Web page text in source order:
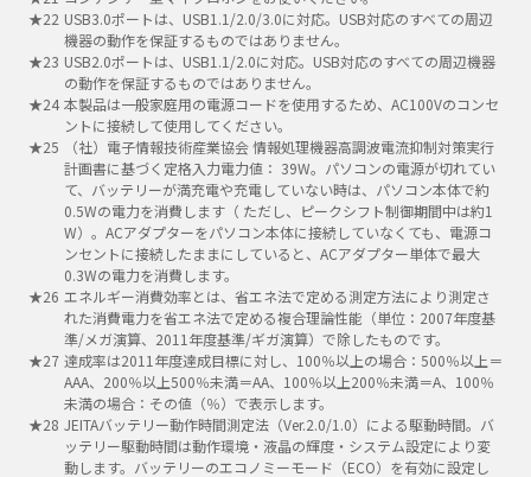
USB3.0ポートは、USB1.1/2.0/3.0に対応。USB対応のすべての周辺
機器の動作を保証するものではありません。
USB2.0ポートは、USB1.1/2.0に対応。USB対応のすべての周辺機器
の動作を保証するものではありません。
本製品は一般家庭用の電源コードを使用するため、AC100Vのコンセ
ントに接続して使用してください。
（社）電子情報技術産業協会 情報処理機器高調波電流抑制対策実行
計画書に基づく定格入力電力値： 39W。パソコンの電源が切れてい
て、バッテリーが満充電や充電していない時は、パソコン本体で約
0.5Wの電力を消費します（ ただし、ピークシフト制御期間中は約1
W）。ACアダプターをパソコン本体に接続していなくても、電源コ
ンセントに接続したままにしていると、ACアダプター単体で最大
0.3Wの電力を消費します。
エネルギー消費効率とは、省エネ法で定める測定方法により測定さ
れた消費電力を省エネ法で定める複合理論性能（単位：2007年度基
準/メガ演算、2011年度基準/ギガ演算）で除したものです。
達成率は2011年度達成目標に対し、100％以上の場合：500％以上＝
AAA、200％以上500％未満＝AA、100％以上200％未満＝A、100％
未満の場合：その値（％）で表示します。
JEITAバッテリー動作時間測定法（Ver.2.0/1.0）による駆動時間。バ
ッテリー駆動時間は動作環境・液晶の輝度・システム設定により変
動します。バッテリーのエコノミーモード（ECO）を有効に設定し